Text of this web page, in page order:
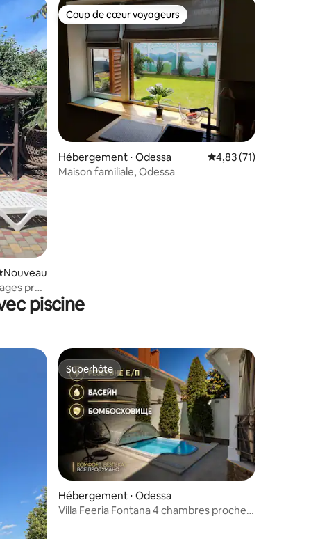
: 5 sur 5
hébergement
Nouveau
près
Coup de cœur voyageurs
Coup de cœur voyageurs
Hébergement ⋅ Odessa Évaluation moyenne
4,83 (71)
Maison familiale, Odessa
piscine
: 4,96 sur 5
Superhôte
Superhôte
Hébergement ⋅ Odessa
Villa Feeria Fontana 4 chambres proche